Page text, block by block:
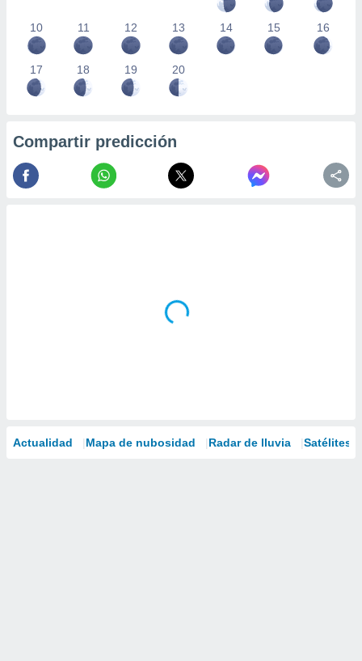
10 11 12 13 14 15 16
17 18 19 20
Compartir predicción
Actualidad Mapa de nubosidad Radar de lluvia Satélites